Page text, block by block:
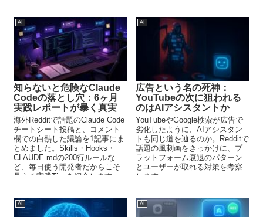
AI
知らないと危険なClaude
Codeの落とし穴：6ヶ月
実践レポートが暴く真実
海外Redditで話題のClaude Code
チートシート投稿と、コメント
欄での白熱した議論を1記事にま
とめました。Skills・Hooks・
CLAUDE.mdの200行ルールな
ど、毎日使う開発者だからこそ
見える実践Tipsを紹介します。
AI
広告という名の死神：
YouTubeの次に狙われる
のはAIアシスタントか
YouTubeやGoogle検索が広告で
劣化したように、AIアシスタン
トも同じ道を辿るのか。Redditで
話題の風刺画をきっかけに、プ
ラットフォーム衰退のパターン
とユーザーが取れる対策を考察
します。
AI AI